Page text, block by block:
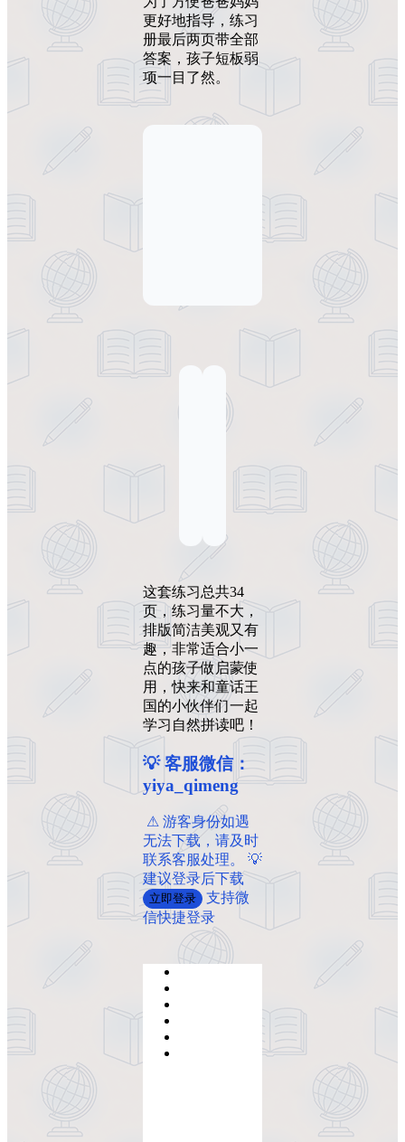
更好地指导，练习
册最后两页带全部
答案，孩子短板弱
项一目了然。
这套练习总共34
页，练习量不大，
排版简洁美观又有
趣，非常适合小一
点的孩子做启蒙使
用，快来和童话王
国的小伙伴们一起
学习自然拼读吧！
💡 客服微信：
yiya_qimeng
️ ️⚠ 游客身份如遇
无法下载，请及时
联系客服处理。 💡
建议登录后下载
立即登录
支持微
信快捷登录